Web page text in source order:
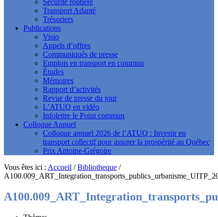
Sécurité routière
Transport Adapté
Trésoriers
Publications
Visio
Appels d’offres
Communiqués de presse
Emplois en transport en commun
Études
Mémoires
Rapport d’activités
Revue de presse du jour
L’ATUQ en vidéo
Infolettre le Point commun
Colloque Annuel
Colloque annuel 2026 de l’ATUQ : Investir en
transport collectif pour assurer la prospérité au Québec
Prix Antoine-Grégoire
Vous êtes ici : Accueil /Bibliotheque /